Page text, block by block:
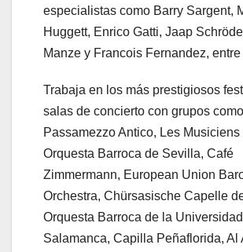
especialistas como Barry Sargent,
Huggett, Enrico Gatti, Jaap
Manze y Francois Fernandez, entre
Trabaja en los más prestigiosos
salas de concierto con grupos como
Passamezzo Antico, Les Musiciens
Orquesta Barroca de Sevilla, Café
Zimmermann, European Union
Orchestra, Chürsasische Capelle
Orquesta Barroca de la
Salamanca, Capilla Peñaflorida, Al